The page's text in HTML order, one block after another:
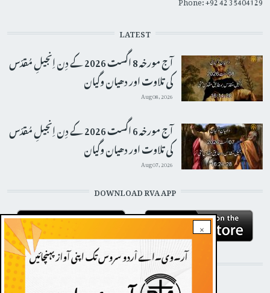
×
LATEST
آج مورخہ 8 اگست 2026 کے دِن اِنجیلِ مُقدّس
کی تلاوت اور دھیان وگیان
Aug 08, 2026
آج مورخہ 6 اگست 2026 کے دِن اِنجیلِ مُقدّس
کی تلاوت اور دھیان وگیان
Aug 07, 2026
DOWNLOAD RVA APP
STAY CONNECTED WITH US!